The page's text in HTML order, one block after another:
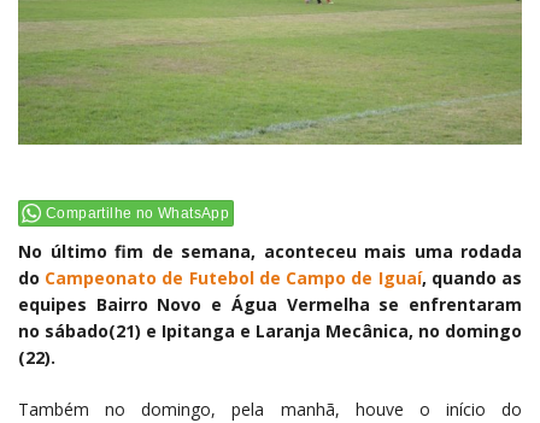
Compartilhe no WhatsApp
No último fim de semana, aconteceu mais uma rodada
do Campeonato de Futebol de Campo de Iguaí, quando as
equipes Bairro Novo e Água Vermelha se enfrentaram
no sábado(21) e Ipitanga e Laranja Mecânica, no domingo
(22).
Também no domingo, pela manhã, houve o início do